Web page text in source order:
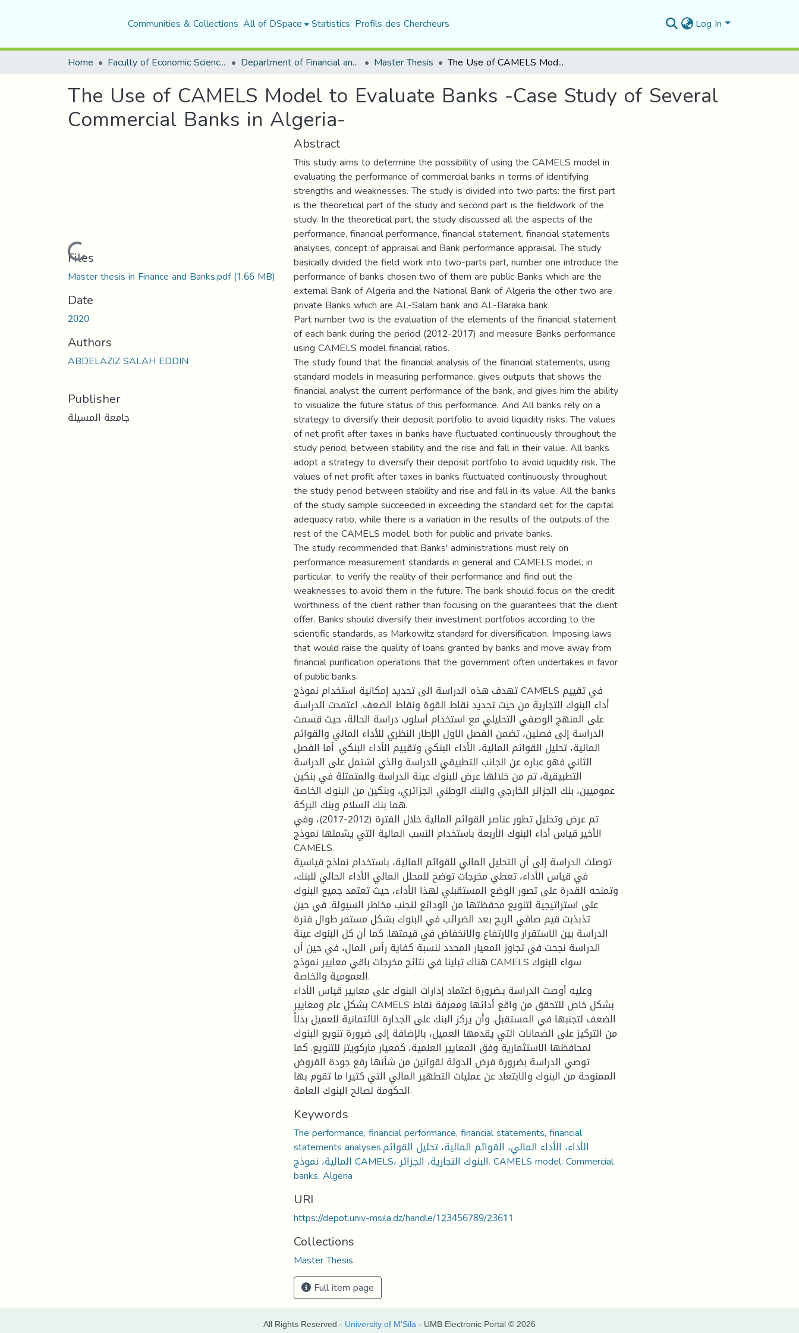
Communities & Collections All of DSpace Statistics Profils des Chercheurs Log In
Home Faculty of Economic Sciences, Commerce and Management Sciences Department of Financial and Accounting Sciences Master Thesis The Use of CAMELS Model to Evaluate Banks -Case Study of Several Commercial Banks in Algeria-
The Use of CAMELS Model to Evaluate Banks -Case Study of Several
Commercial Banks in Algeria-
Loading...
Files
Master thesis in Finance and Banks.pdf(1.66 MB)
Date
2020
Authors
ABDELAZIZ SALAH EDDIN
Publisher
جامعة المسيلة
Abstract
This study aims to determine the possibility of using the CAMELS model in
evaluating the performance of commercial banks in terms of identifying
strengths and weaknesses. The study is divided into two parts: the first part
is the theoretical part of the study and second part is the fieldwork of the
study. In the theoretical part, the study discussed all the aspects of the
performance, financial performance, financial statement, financial statements
analyses, concept of appraisal and Bank performance appraisal. The study
basically divided the field work into two-parts part, number one introduce the
performance of banks chosen two of them are public Banks which are the
external Bank of Algeria and the National Bank of Algeria the other two are
private Banks which are AL-Salam bank and AL-Baraka bank.
Part number two is the evaluation of the elements of the financial statement
of each bank during the period (2012-2017) and measure Banks performance
using CAMELS model financial ratios.
The study found that the financial analysis of the financial statements, using
standard models in measuring performance, gives outputs that shows the
financial analyst the current performance of the bank, and gives him the ability
to visualize the future status of this performance. And All banks rely on a
strategy to diversify their deposit portfolio to avoid liquidity risks. The values
of net profit after taxes in banks have fluctuated continuously throughout the
study period, between stability and the rise and fall in their value. All banks
adopt a strategy to diversify their deposit portfolio to avoid liquidity risk. The
values of net profit after taxes in banks fluctuated continuously throughout
the study period between stability and rise and fall in its value. All the banks
of the study sample succeeded in exceeding the standard set for the capital
adequacy ratio, while there is a variation in the results of the outputs of the
rest of the CAMELS model, both for public and private banks.
The study recommended that Banks' administrations must rely on
performance measurement standards in general and CAMELS model, in
particular, to verify the reality of their performance and find out the
weaknesses to avoid them in the future. The bank should focus on the credit
worthiness of the client rather than focusing on the guarantees that the client
offer. Banks should diversify their investment portfolios according to the
scientific standards, as Markowitz standard for diversification. Imposing laws
that would raise the quality of loans granted by banks and move away from
financial purification operations that the government often undertakes in favor
of public banks.
تهدف هذه الدراسة الى تحديد إمكانية استخدام نموذج CAMELS في تقييم
أداء البنوك التجارية من حيث تحديد نقاط القوة ونقاط الضعف. اعتمدت الدراسة
على المنهج الوصفي التحليلي مع استخدام أسلوب دراسة الحالة، حيث قسمت
الدراسة إلى فصلين، تضمن الفصل الاول الإطار النظري للأداء المالي والقوائم
المالية، تحليل القوائم المالية، الأداء البنكي وتقييم الأداء البنكي. أما الفصل
الثاني فهو عباره عن الجانب التطبيقي للدراسة والذي اشتمل على الدراسة
التطبيقية، تم من خلالها عرض للبنوك عينة الدراسة والمتمثلة في بنكين
عموميين، بنك الجزائر الخارجي والبنك الوطني الجزائري، وبنكين من البنوك الخاصة
هما بنك السلام وبنك البركة.
تم عرض وتحليل تطور عناصر القوائم المالية خلال الفترة (2012-2017)، وفي
الأخير قياس أداء البنوك الأربعة باستخدام النسب المالية التي يشملها نموذج
CAMELS.
توصلت الدراسة إلى أن التحليل المالي للقوائم المالية، باستخدام نماذج قياسية
في قياس الأداء، تعطي مخرجات توضح للمحلل المالي الأداء الحالي للبنك،
وتمنحه القدرة على تصور الوضع المستقبلي لهذا الأداء، حيث تعتمد جميع البنوك
على استراتيجية لتنويع محفظتها من الودائع لتجنب مخاطر السيولة. في حين
تذبذبت قيم صافي الربح بعد الضرائب في البنوك بشكل مستمر طوال فترة
الدراسة بين الاستقرار والارتفاع والانخفاض في قيمتها. كما أن كل البنوك عينة
الدراسة نجحت في تجاوز المعيار المحدد لنسبة كفاية رأس المال، في حين أن
هناك تباينا في نتائج مخرجات باقي معايير نموذج CAMELS سواء للبنوك
العمومية والخاصة.
وعليه أوصت الدراسة بـضرورة اعتماد إدارات البنوك على معايير قياس الأداء
بشكل عام ومعايير CAMELS بشكل خاص للتحقق من واقع أدائها ومعرفة نقاط
الضعف لتجنبها في المستقبل. وأن يركز البنك على الجدارة الائتمانية للعميل بدلاً
من التركيز على الضمانات التي يقدمها العميل، بالإضافة إلى ضرورة تنويع البنوك
لمحافظها الاستثمارية وفق المعايير العلمية، كمعيار ماركويتز للتنويع. كما
توصي الدراسة بضرورة فرض الدولة لقوانين من شأنها رفع جودة القروض
الممنوحة من البنوك والابتعاد عن عمليات التطهير المالي التي كثيرا ما تقوم بها
الحكومة لصالح البنوك العامة.
Keywords
The performance, financial performance, financial statements, financial
statements analyses,الأداء، الأداء المالي، القوائم المالية، تحليل القوائم
المالية، نموذج CAMELS، البنوك التجارية، الجزائر. CAMELS model, Commercial
banks, Algeria
URI
https://depot.univ-msila.dz/handle/123456789/23611
Collections
Master Thesis
Full item page
All Rights Reserved - University of M'Sila - UMB Electronic Portal © 2026